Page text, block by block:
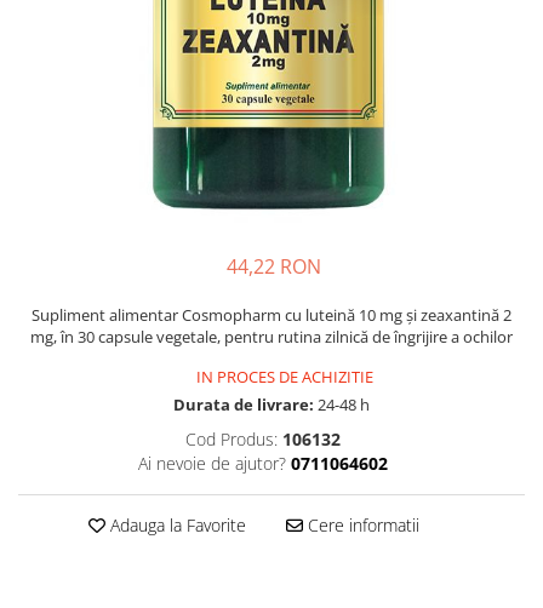
Probiotice si prebiotice
Sanatate urinara
Slabire si control greutate
Supliment Calciu
Supliment Magneziu
Supliment Vitamina B
Supliment Vitamina C
Balsam masca si tratament
Produse cu SPF Pentru Fata
Repelenti insecte
44,22 RON
Supliment alimentar Cosmopharm cu luteină 10 mg și zeaxantină 2
mg, în 30 capsule vegetale, pentru rutina zilnică de îngrijire a ochilor
IN PROCES DE ACHIZITIE
Durata de livrare: 24-48 h
Cod Produs: 106132
Ai nevoie de ajutor? 0711064602
Adauga la Favorite Cere informatii